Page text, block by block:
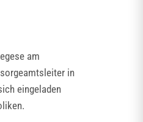
am
in
eingeladen